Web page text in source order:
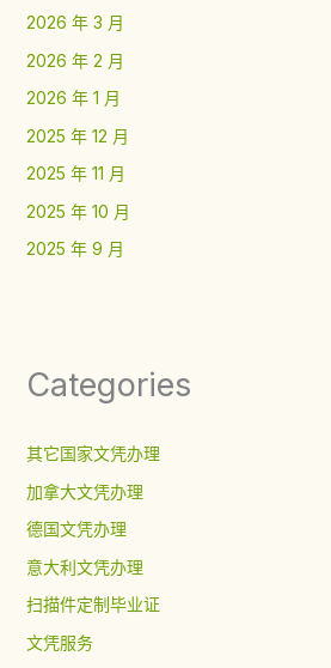
2026 年 3 月
2026 年 2 月
2026 年 1 月
2025 年 12 月
2025 年 11 月
2025 年 10 月
2025 年 9 月
Categories
其它国家文凭办理
加拿大文凭办理
德国文凭办理
意大利文凭办理
扫描件定制毕业证
文凭服务